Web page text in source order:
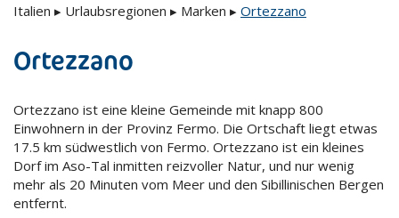
Italien ▸ Urlaubsregionen ▸ Marken ▸ Ortezzano
Ortezzano
Ortezzano ist eine kleine Gemeinde mit knapp 800
Einwohnern in der Provinz Fermo. Die Ortschaft liegt etwas
17.5 km südwestlich von Fermo. Ortezzano ist ein kleines
Dorf im Aso-Tal inmitten reizvoller Natur, und nur wenig
mehr als 20 Minuten vom Meer und den Sibillinischen Bergen
entfernt.